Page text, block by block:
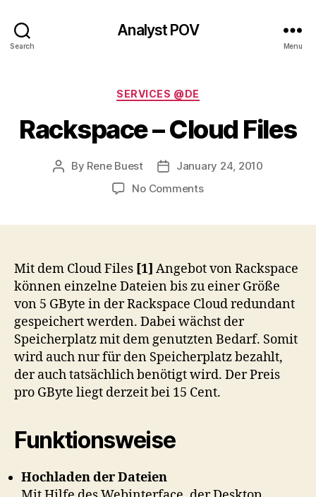
Search
Analyst POV
Menu
Categories
SERVICES @DE
Rackspace – Cloud Files
Post
By Rene Buest
PostJanuary 24, 2010
No Commentson
Mit dem Cloud Files [1] Angebot von Rackspace
können einzelne Dateien bis zu einer Größe
von 5 GByte in der Rackspace Cloud redundant
gespeichert werden. Dabei wächst der
Speicherplatz mit dem genutzten Bedarf. Somit
wird auch nur für den Speicherplatz bezahlt,
der auch tatsächlich benötigt wird. Der Preis
pro GByte liegt derzeit bei 15 Cent.
Funktionsweise
Hochladen der Dateien